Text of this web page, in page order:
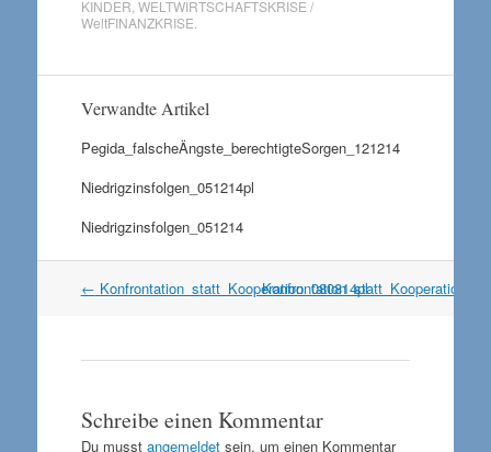
KINDER WELTWIRTSCHAFTSKRISE /
WeltFINANZKRISE
Verwandte Artikel
Pegida_falscheÄngste_berechtigteSorgen_121214
Niedrigzinsfolgen_051214pl
Niedrigzinsfolgen_051214
Artikel
← Konfrontation_statt_Kooperation_080814pl
Schreibe einen Kommentar
Du musst angemeldetsein, um einen Kommentar